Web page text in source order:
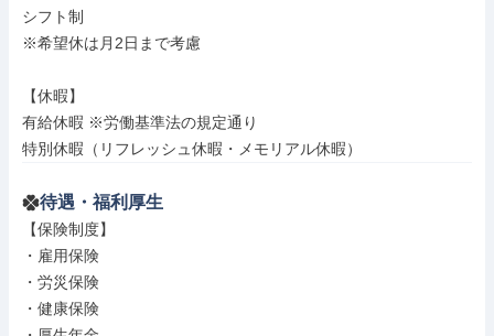
シフト制
※希望休は月2日まで考慮
【休暇】
有給休暇 ※労働基準法の規定通り
特別休暇（リフレッシュ休暇・メモリアル休暇）
待遇・福利厚生
【保険制度】
・雇用保険
・労災保険
・健康保険